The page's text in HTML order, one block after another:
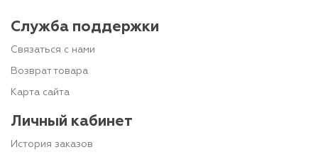
Служба поддержки
Связаться с нами
Возврат товара
Карта сайта
Личный кабинет
История заказов